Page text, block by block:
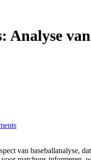
Analyse
van